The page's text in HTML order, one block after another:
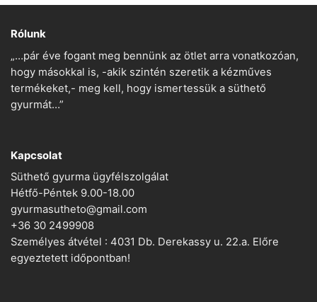
Rólunk
„…pár éve fogant meg bennünk az ötlet arra vonatkozóan,
hogy másokkal is, -akik szintén szeretik a kézműves
termékeket,- meg kell, hogy ismertessük a süthető
gyurmát…”
Kapcsolat
Süthető gyurma ügyfélszolgálat
Hétfő-Péntek 9.00-18.00
gyurmasutheto@gmail.com
+36 30 2499908
Személyes átvétel : 4031 Db. Derekassy u. 22.a. Előre
egyeztetett időpontban!